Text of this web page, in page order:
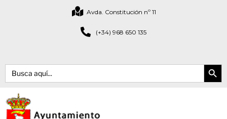
Avda. Constitución nº 11
(+34) 968 650 135
Buscar: Botón de